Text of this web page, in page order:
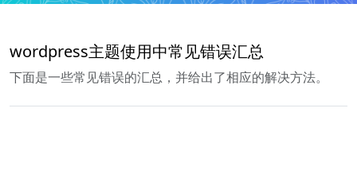
wordpress主题使用中常见错误汇总
下面是一些常见错误的汇总，并给出了相应的解决方法。